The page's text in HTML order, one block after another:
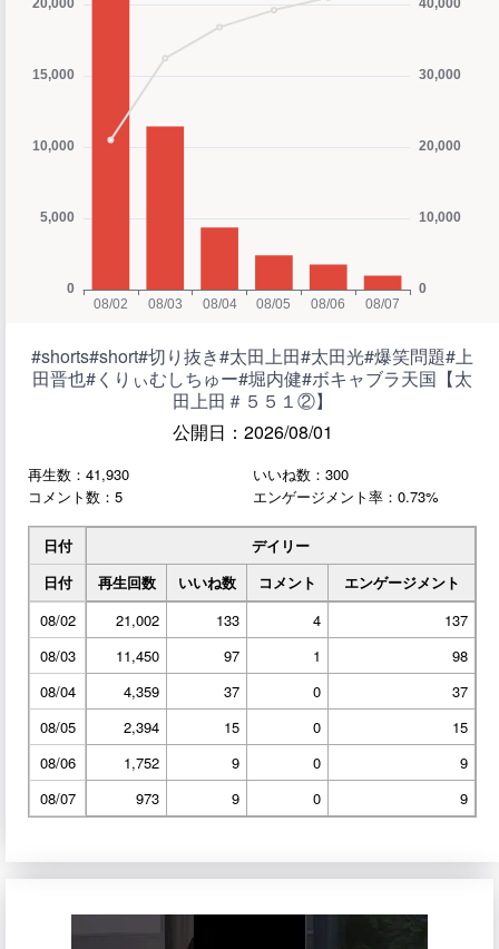
#shorts#short#切り抜き#太田上田#太田光#爆笑問題#上
田晋也#くりぃむしちゅー#堀内健#ボキャブラ天国【太
田上田＃５５１②】
公開日：2026/08/01
再生数：41,930
いいね数：300
コメント数：5
エンゲージメント率：0.73%
日付
デイリー
日付
再生回数 いいね数 コメント
エンゲージメント
08/02
21,002 133 4
137
08/03
11,450 97 1
98
08/04
4,359 37 0
37
08/05
2,394 15 0
15
08/06
1,752 9 0
9
08/07
973 9 0 9